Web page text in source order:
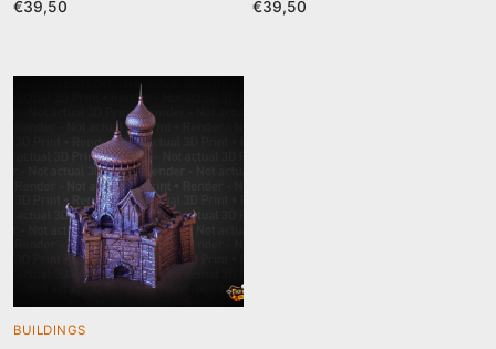
€39,50 €39,50
BUILDINGS